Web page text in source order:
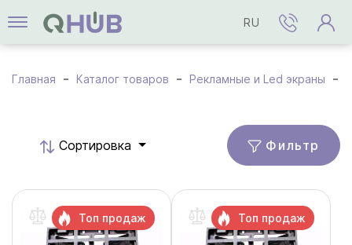
RU
Главная Каталог товаров Рекламные и Led экраны
Cортировка Фильтр
Топ продаж Топ продаж